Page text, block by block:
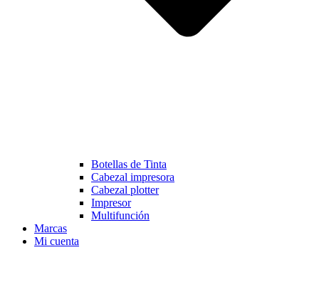
Botellas de Tinta
Cabezal impresora
Cabezal plotter
Impresor
Multifunción
Marcas
Mi cuenta